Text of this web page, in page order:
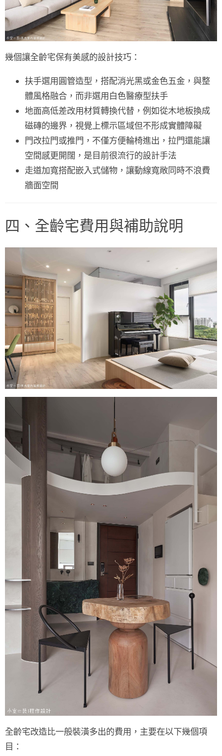
幾個讓全齡宅保有美感的設計技巧：
扶手選用圓管造型 ，搭配消光黑或金色五金，與整
體風格融合，而非選用白色醫療型扶手
地面高低差改用材質轉換代替，例如從木地板換成
磁磚的邊界，視覺上標示區域但不形成實體障礙
門改拉門或推門 ，不僅方便輪椅進出，拉門還能讓
空間感更開闊，是目前很流行的設計手法
走道加寬搭配嵌入式儲物 ，讓動線寬敞同時不浪費
牆面空間
四、全齡宅費用與補助說明
全齡宅改造比一般裝潢多出的費用，主要在以下幾個項
目：